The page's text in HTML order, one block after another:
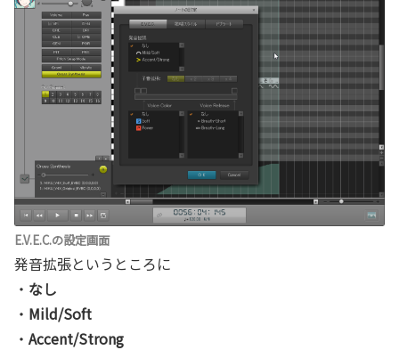
E.V.E.C.の設定画面
発音拡張というところに
・ なし
・ Mild/Soft
・ Accent/Strong